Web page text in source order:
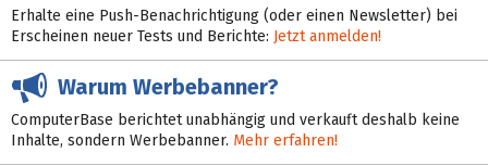
Erhalte eine Push-Benachrichtigung (oder einen Newsletter) bei
Erscheinen neuer Tests und Berichte: Jetzt anmelden!
Warum Werbebanner?
ComputerBase berichtet unabhängig und verkauft deshalb keine
Inhalte, sondern Werbebanner. Mehr erfahren!